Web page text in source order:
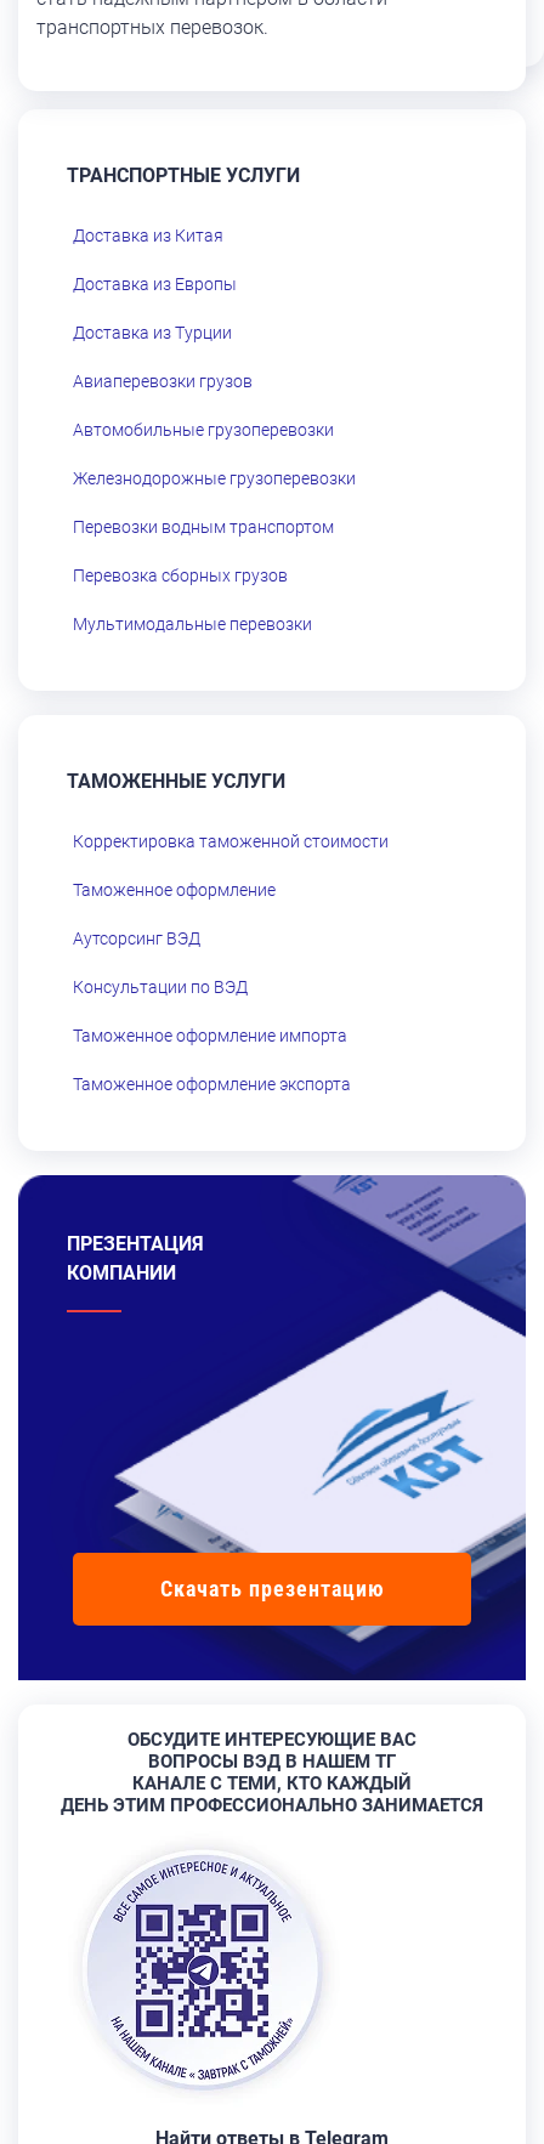
транспортных перевозок.
ТРАНСПОРТНЫЕ УСЛУГИ
Доставка из Китая
Доставка из Европы
Доставка из Турции
Авиаперевозки грузов
Автомобильные грузоперевозки
Железнодорожные грузоперевозки
Перевозки водным транспортом
Перевозка сборных грузов
Мультимодальные перевозки
ТАМОЖЕННЫЕ УСЛУГИ
Корректировка таможенной стоимости
Таможенное оформление
Аутсорсинг ВЭД
Консультации по ВЭД
Таможенное оформление импорта
Таможенное оформление экспорта
ПРЕЗЕНТАЦИЯ
КОМПАНИИ
Скачать презентацию
ОБСУДИТЕ ИНТЕРЕСУЮЩИЕ ВАС
ВОПРОСЫ ВЭД В НАШЕМ ТГ
КАНАЛЕ С ТЕМИ, КТО КАЖДЫЙ
ДЕНЬ ЭТИМ ПРОФЕССИОНАЛЬНО ЗАНИМАЕТСЯ
Найти ответы в Telegram